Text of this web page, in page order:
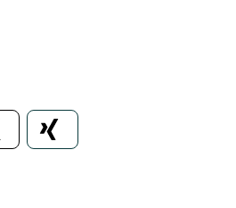
sozialen Medien